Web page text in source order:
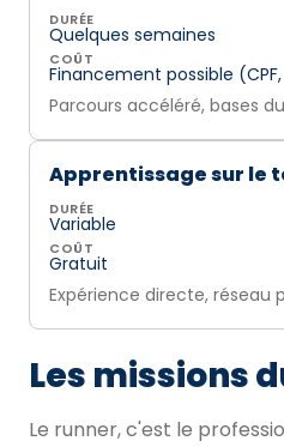
DURÉE
Quelques semaines
COÛT
Financement possible
Parcours accéléré, bases
Apprentissage sur le
DURÉE
Variable
COÛT
Gratuit
Expérience directe, réseau
Les missions
Le runner, c'est le